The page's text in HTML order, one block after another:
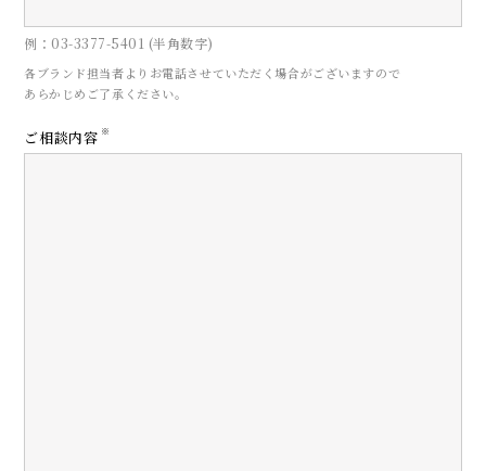
例：03-3377-5401 (半角数字)
各ブランド担当者よりお電話させていただく場合がございますので
あらかじめご了承ください。
ご相談内容 ※